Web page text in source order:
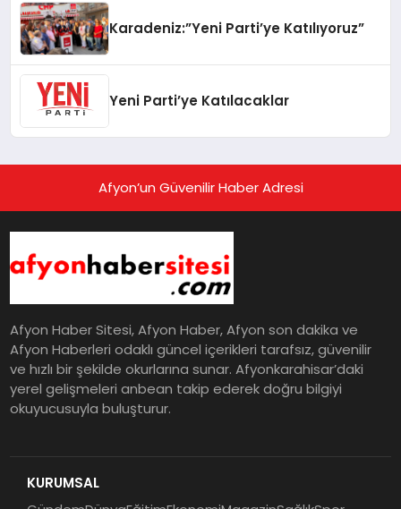
Karadeniz:”Yeni Parti’ye Katılıyoruz”
Yeni Parti’ye Katılacaklar
Afyon’un Güvenilir Haber Adresi
Afyon Haber Sitesi, Afyon Haber, Afyon son dakika ve
Afyon Haberleri odaklı güncel içerikleri tarafsız, güvenilir
ve hızlı bir şekilde okurlarına sunar. Afyonkarahisar’daki
yerel gelişmeleri anbean takip ederek doğru bilgiyi
okuyucusuyla buluşturur.
KURUMSAL